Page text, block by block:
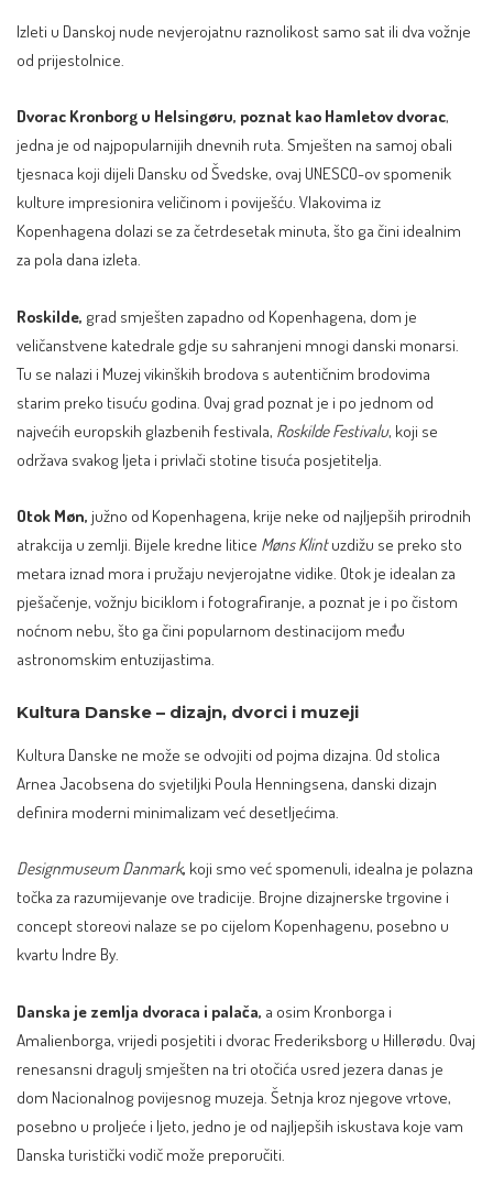
Izleti u Danskoj nude nevjerojatnu raznolikost samo sat ili dva vožnje
od prijestolnice.
Dvorac Kronborg u Helsingøru, poznat kao Hamletov dvorac,
jedna je od najpopularnijih dnevnih ruta. Smješten na samoj obali
tjesnaca koji dijeli Dansku od Švedske, ovaj UNESCO-ov spomenik
kulture impresionira veličinom i poviješću. Vlakovima iz
Kopenhagena dolazi se za četrdesetak minuta, što ga čini idealnim
za pola dana izleta.
Roskilde, grad smješten zapadno od Kopenhagena, dom je
veličanstvene katedrale gdje su sahranjeni mnogi danski monarsi.
Tu se nalazi i Muzej vikinških brodova s autentičnim brodovima
starim preko tisuću godina. Ovaj grad poznat je i po jednom od
najvećih europskih glazbenih festivala, Roskilde Festivalu, koji se
održava svakog ljeta i privlači stotine tisuća posjetitelja.
Otok Møn, južno od Kopenhagena, krije neke od najljepših prirodnih
atrakcija u zemlji. Bijele kredne litice Møns Klintuzdižu se preko sto
metara iznad mora i pružaju nevjerojatne vidike. Otok je idealan za
pješačenje, vožnju biciklom i fotografiranje, a poznat je i po čistom
noćnom nebu, što ga čini popularnom destinacijom među
astronomskim entuzijastima.
Kultura Danske – dizajn, dvorci i muzeji
Kultura Danske ne može se odvojiti od pojma dizajna. Od stolica
Arnea Jacobsena do svjetiljki Poula Henningsena, danski dizajn
definira moderni minimalizam već desetljećima.
Designmuseum Danmark, koji smo već spomenuli, idealna je polazna
točka za razumijevanje ove tradicije. Brojne dizajnerske trgovine i
concept storeovi nalaze se po cijelom Kopenhagenu, posebno u
kvartu Indre By.
Danska je zemlja dvoraca i palača, a osim Kronborga i
Amalienborga, vrijedi posjetiti i dvorac Frederiksborg u Hillerødu. Ovaj
renesansni dragulj smješten na tri otočića usred jezera danas je
dom Nacionalnog povijesnog muzeja. Šetnja kroz njegove vrtove,
posebno u proljeće i ljeto, jedno je od najljepših iskustava koje vam
Danska turistički vodič može preporučiti.